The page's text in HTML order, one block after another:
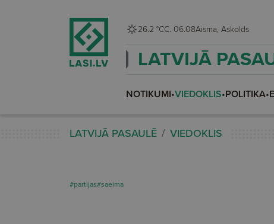
26.2 °CC. 06.08 Aisma, Askolds
LATVIJĀ
NOTIKUMI•VIEDOKLIS•POLITIKA•
LATVIJĀ PASAULĒ VIEDOKLIS
#partijas#saeima